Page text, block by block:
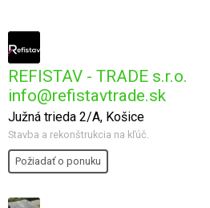
REFISTAV - TRADE s.r.o.
info@refistavtrade.sk
Južná trieda 2/A, Košice
Stavba a rekonštrukcia na kľúč.
Požiadať o ponuku